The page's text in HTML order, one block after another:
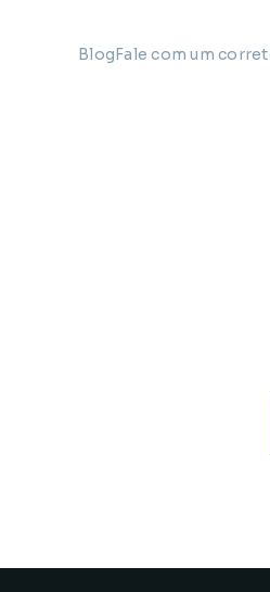
BlogFale com um